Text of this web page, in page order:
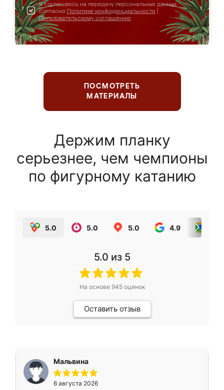
Я соглашаюсь на передачу персональных данных
согласно Политике конфиденциальности
Пользовательскому соглашению
ПОСМОТРЕТЬ
МАТЕРИАЛЫ
Держим планку
серьезнее, чем чемпионы
по фигурному катанию
5.0 5.0 5.0 4.9
5.0 из 5
На основе 945оценок
Оставить отзыв
Мальвина
6 августа 2026